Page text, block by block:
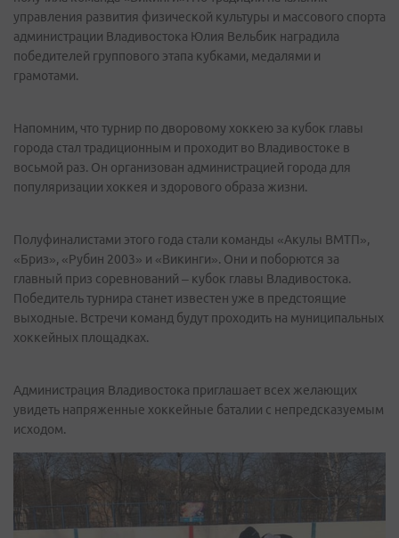
управления развития физической культуры и массового спорта
администрации Владивостока Юлия Вельбик наградила
победителей группового этапа кубками, медалями и
грамотами.
Напомним, что турнир по дворовому хоккею за кубок главы
города стал традиционным и проходит во Владивостоке в
восьмой раз. Он организован администрацией города для
популяризации хоккея и здорового образа жизни.
Полуфиналистами этого года стали команды «Акулы ВМТП»,
«Бриз», «Рубин 2003» и «Викинги». Они и поборются за
главный приз соревнований – кубок главы Владивостока.
Победитель турнира станет известен уже в предстоящие
выходные. Встречи команд будут проходить на муниципальных
хоккейных площадках.
Администрация Владивостока приглашает всех желающих
увидеть напряженные хоккейные баталии с непредсказуемым
исходом.